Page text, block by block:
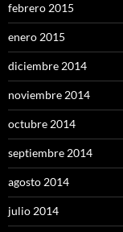
febrero 2015
enero 2015
diciembre 2014
noviembre 2014
octubre 2014
septiembre 2014
agosto 2014
julio 2014